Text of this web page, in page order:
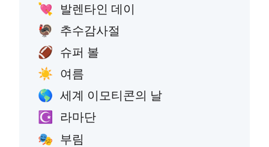
💘 발렌타인 데이
🦃 추수감사절
🏈 슈퍼 볼
☀️ 여름
🌎 세계 이모티콘의 날
☪️ 라마단
🎭 부림